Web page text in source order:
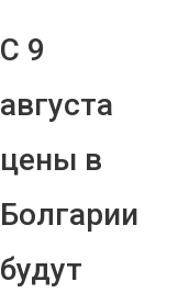
С 9
августа
цены в
Болгарии
будут